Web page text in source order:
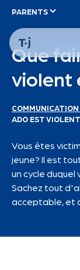
PARENTS
Que
violent
ADO EST
Vous êtes
jeune? Il est
un cycle duquel
Sachez tout
acceptable, et